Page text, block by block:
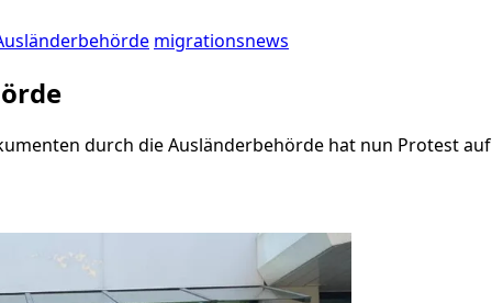
migrationsnews
durch die Ausländerbehörde hat nun Protest